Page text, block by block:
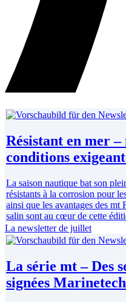
Résistant en mer –
conditions
La saison nautique bat son
résistants à la corrosion pour
ainsi que les avantages des
salin sont au cœur de cette
La newsletter de juillet
La série mt – Des
signées Marinetech